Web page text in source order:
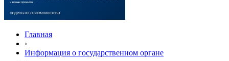
Главная
›
Информация о государственном органе